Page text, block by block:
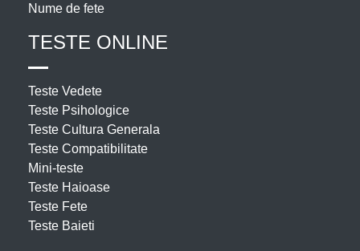
Nume de fete
TESTE ONLINE
Teste Vedete
Teste Psihologice
Teste Cultura Generala
Teste Compatibilitate
Mini-teste
Teste Haioase
Teste Fete
Teste Baieti